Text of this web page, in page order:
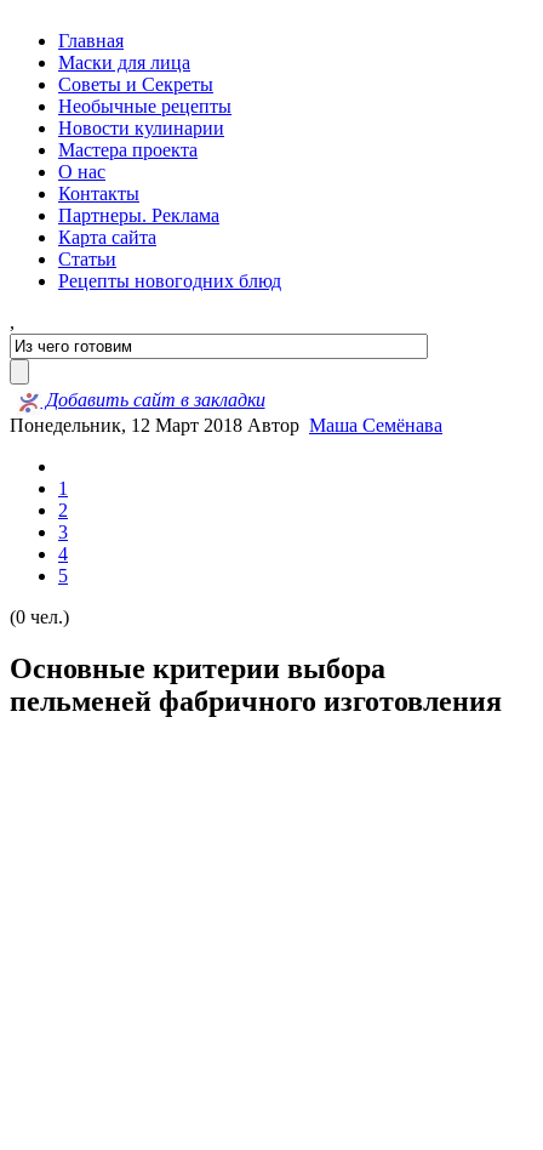
Главная
Маски для лица
Советы и Секреты
Необычные рецепты
Новости кулинарии
Мастера проекта
О нас
Контакты
Партнеры. Реклама
Карта сайта
Статьи
Рецепты новогодних блюд
,
Добавить сайт в закладки
Понедельник, 12 Март 2018 Автор Маша Семёнава
1
2
3
4
5
(0 чел.)
Основные критерии выбора
пельменей фабричного изготовления